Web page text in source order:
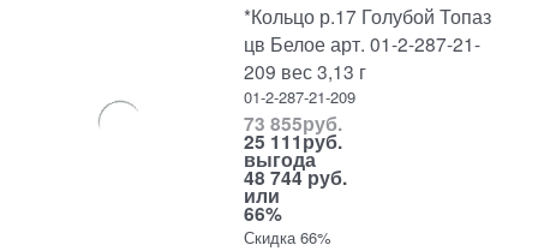
*Кольцо р.17 Голубой Топаз
цв Белое арт. 01-2-287-21-
209 вес 3,13 г
01-2-287-21-209
73 855руб.
25 111руб.
выгода
48 744 руб.
или
66%
Скидка 66%